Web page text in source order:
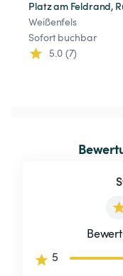
Platz am Feldrand,
Weißenfels
Sofort buchbar
5.0 (7)
5